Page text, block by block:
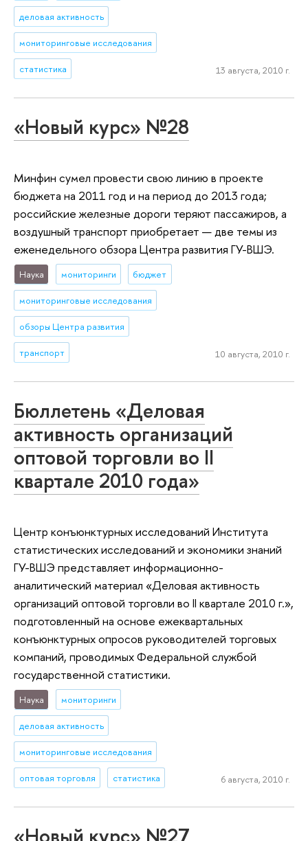
деловая активность
мониторинговые исследования
статистика 13 августа, 2010 г.
«Новый курс» №28
Минфин сумел провести свою линию в проекте
бюджета на 2011 год и на период до 2013 года;
российские железные дороги теряют пассажиров, а
воздушный транспорт приобретает — две темы из
еженедельного обзора Центра развития ГУ-ВШЭ.
Наука мониторинги бюджет
мониторинговые исследования
обзоры Центра развития
транспорт 10 августа, 2010 г.
Бюллетень «Деловая
активность организаций
оптовой торговли во II
квартале 2010 года»
Центр конъюнктурных исследований Института
статистических исследований и экономики знаний
ГУ-ВШЭ представляет информационно-
аналитический материал «Деловая активность
организаций оптовой торговли во II квартале 2010 г.»,
подготовленный на основе ежеквартальных
конъюнктурных опросов руководителей торговых
компаний, проводимых Федеральной службой
государственной статистики.
Наука мониторинги
деловая активность
мониторинговые исследования
оптовая торговля статистика 6 августа, 2010 г.